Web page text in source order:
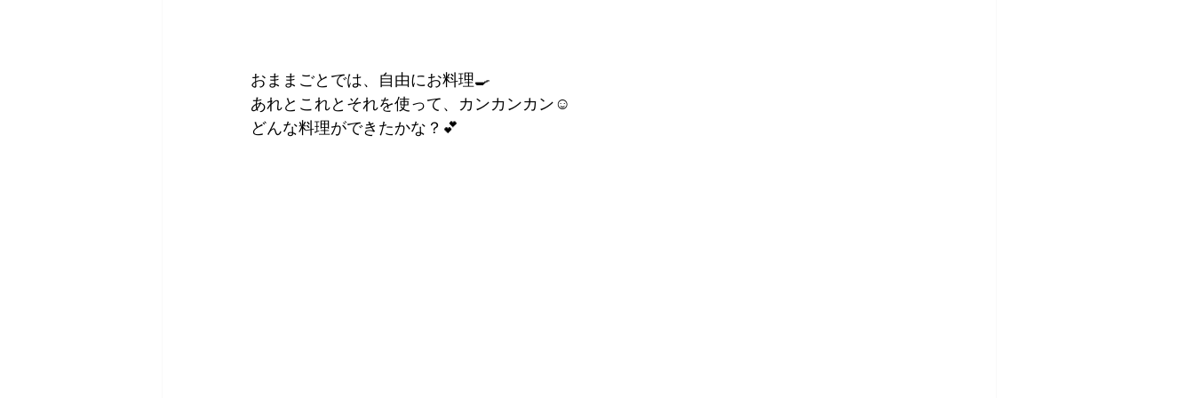
おままごとでは、自由にお料理🍳
あれとこれとそれを使って、カンカンカン☺
どんな料理ができたかな？💕